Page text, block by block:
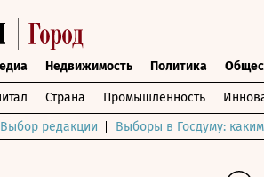
Недвижимость Политика
Страна Промышленность
Выбор редакции Выборы в Госдуму: